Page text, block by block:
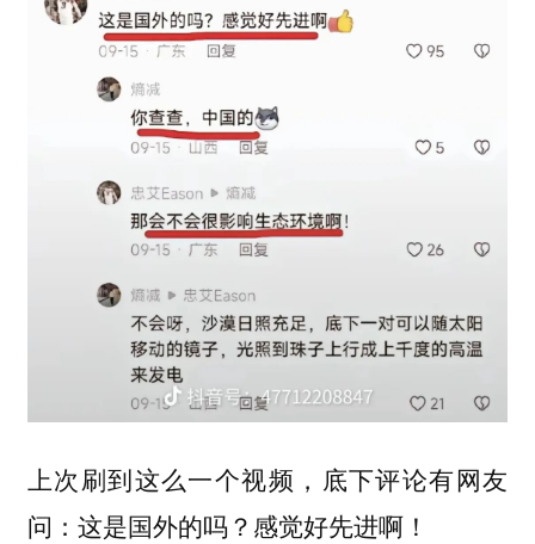
上次刷到这么一个视频，底下评论有网友
问：这是国外的吗？感觉好先进啊！